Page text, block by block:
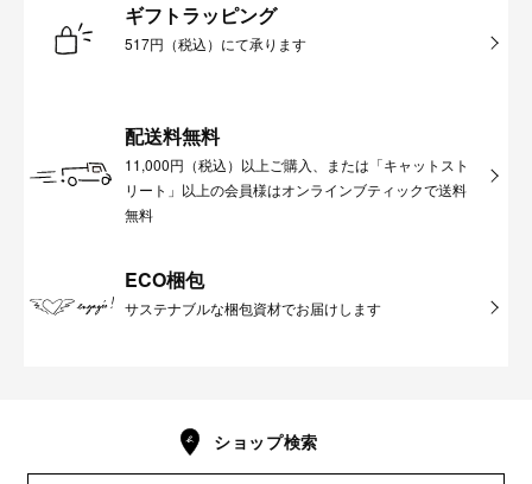
ギフトラッピング
517円（税込）にて承ります
配送料無料
11,000円（税込）以上ご購入、または「キャットスト
リート」以上の会員様はオンラインブティックで送料
無料
ECO梱包
サステナブルな梱包資材でお届けします
ショップ検索